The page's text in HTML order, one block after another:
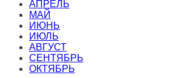
АПРЕЛЬ
МАЙ
ИЮНЬ
ИЮЛЬ
АВГУСТ
СЕНТЯБРЬ
ОКТЯБРЬ